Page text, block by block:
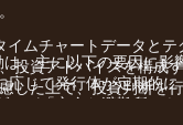
、主に以下の要因に影
応じて発行体が定期的に
ーが「安全な避難所」
イムチャートデータと
投資アドバイスを構成
した上で、投資判断を